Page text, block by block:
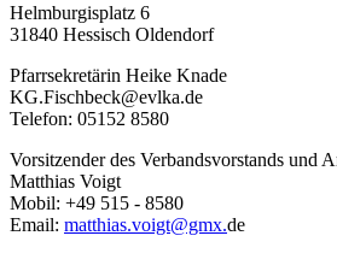
Helmburgisplatz 6
31840 Hessisch Oldendorf
Pfarrsekretärin Heike Knade
KG.Fischbeck@evlka.de
Telefon: 05152 8580
Vorsitzender des Verbandsvorstands und
Matthias Voigt
Mobil: +49 515 - 8580
Email: matthias.voigt@gmx.de